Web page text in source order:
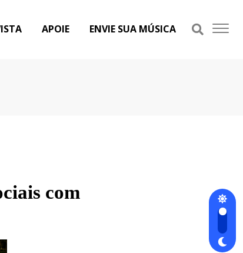
APOIE ENVIE SUA MÚSICA
com